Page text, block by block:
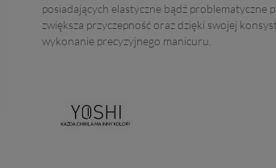
posiadających elastyczne bądź problematyczne
zwiększa przyczepność oraz dzięki swojej
wykonanie precyzyjnego manicuru.